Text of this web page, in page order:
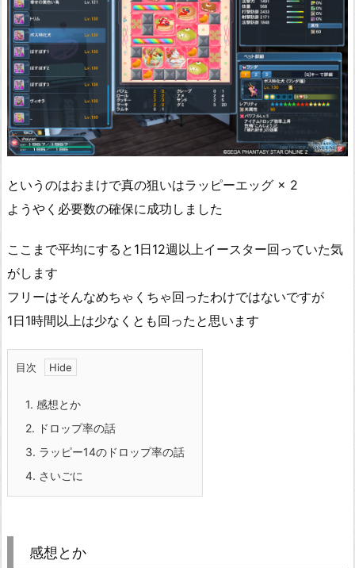
というのはおまけで真の狙いはラッピーエッグ × 2
ようやく必要数の確保に成功しました
ここまで平均にすると1日12週以上イースター回っていた気
がします
フリーはそんなめちゃくちゃ回ったわけではないですが
1日1時間以上は少なくとも回ったと思います
目次
1. 感想とか
2. ドロップ率の話
3. ラッピー14のドロップ率の話
4. さいごに
感想とか